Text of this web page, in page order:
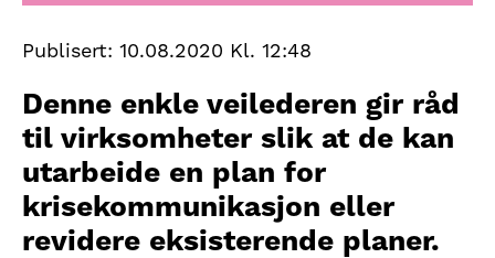
Publisert: 10.08.2020 Kl. 12:48
Denne enkle veilederen gir råd
til virksomheter slik at de kan
utarbeide en plan for
krisekommunikasjon eller
revidere eksisterende planer.